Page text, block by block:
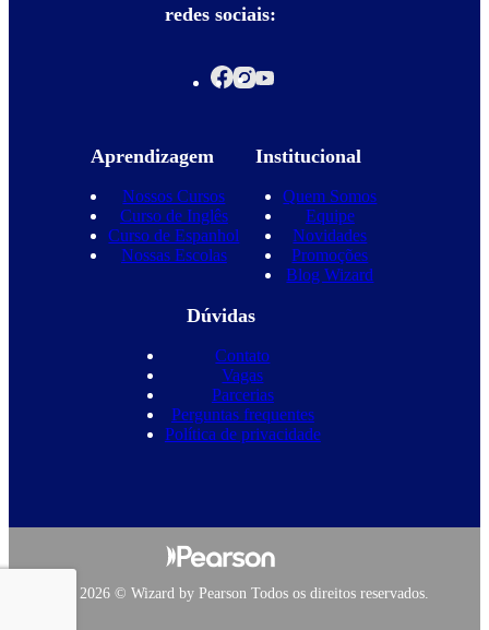
redes sociais:
Aprendizagem
Nossos Cursos
Curso de Inglês
Curso de Espanhol
Nossas Escolas
Institucional
Quem Somos
Equipe
Novidades
Promoções
Blog Wizard
Dúvidas
Contato
Vagas
Parcerias
Perguntas frequentes
Política de privacidade
Copyright 2026 © Wizard by Pearson Todos os direitos reservados.